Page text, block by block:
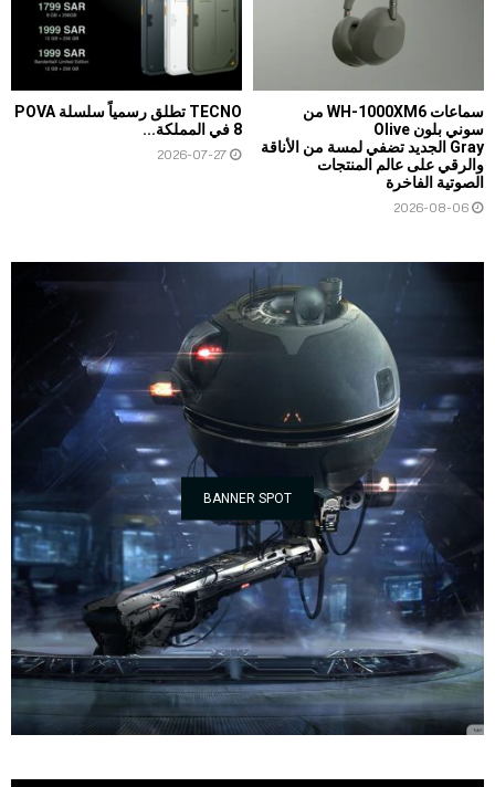
سماعات WH-1000XM6 من
سوني بلون Olive
Gray الجديد تضفي لمسة من الأناقة
والرقي على عالم المنتجات
الصوتية الفاخرة
2026-08-06
TECNO تطلق رسمياً سلسلة POVA
8 في المملكة...
2026-07-27
BANNER SPOT